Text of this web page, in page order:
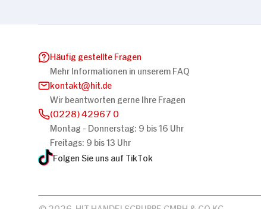
Häufig gestellte Fragen
Mehr Informationen in unserem FAQ
kontakt
hit.de
Wir beantworten gerne Ihre Fragen
(0228) 42967 0
Montag - Donnerstag: 9 bis 16 Uhr
Freitags: 9 bis 13 Uhr
Folgen Sie uns auf TikTok